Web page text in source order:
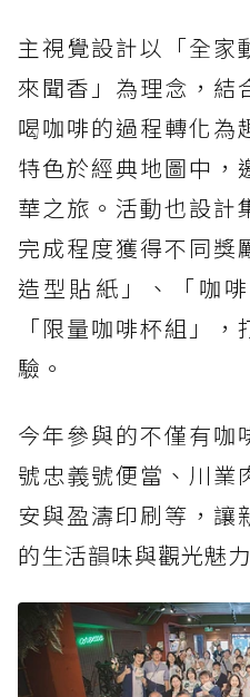
主視覺設計以「全家
來聞香」為理念，結
喝咖啡的過程轉化為
特色於經典地圖中，
華之旅。活動也設計
完成程度獲得不同獎
造型貼紙」、「咖
「限量咖啡杯組」
驗。
今年參與的不僅有咖
號忠義號便當、川業
安與盈濤印刷等，讓
的生活韻味與觀光魅力